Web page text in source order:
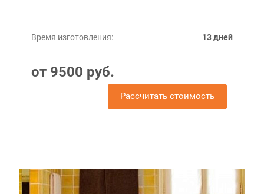
Время изготовления: 13 дней
от 9500 руб.
Рассчитать стоимость